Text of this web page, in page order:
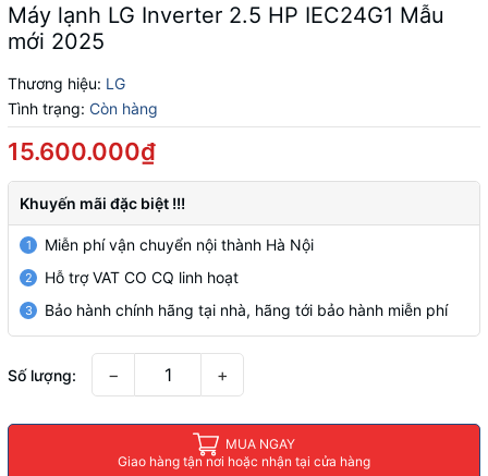
Máy lạnh LG Inverter 2.5 HP IEC24G1 Mẫu
mới 2025
Thương hiệu: LG
Tình trạng: Còn hàng
15.600.000₫
Khuyến mãi đặc biệt !!!
1 Miễn phí vận chuyển nội thành Hà Nội
2 Hỗ trợ VAT CO CQ linh hoạt
3 Bảo hành chính hãng tại nhà, hãng tới bảo hành miễn phí
Số lượng: − +
MUA NGAY
Giao hàng tận nơi hoặc nhận tại cửa hàng